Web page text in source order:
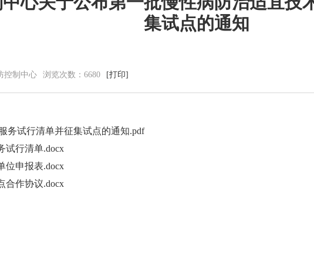
理论学习
新闻动态
集试点的通知
控制中心 浏览次数： 6680 [打印]
务试行清单并征集试点的通知.pdf
试行清单.docx
位申报表.docx
合作协议.docx